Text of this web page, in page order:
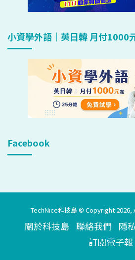
小資學外語｜英日韓 月付1000
Facebook
TechNice科技島 © Copyright 2026,
關於科技島 聯絡我們 隱
訂閱電子報